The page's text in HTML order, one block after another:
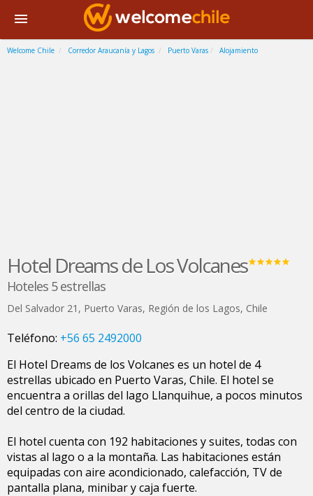
Welcome Chile Corredor Araucanía y Lagos Puerto Varas Alojamiento
Hotel Dreams de Los Volcanes
Hoteles 5 estrellas
Del Salvador 21 , Puerto Varas, Región de los Lagos, Chile
Teléfono: +56 65 2492000
El Hotel Dreams de los Volcanes es un hotel de 4
estrellas ubicado en Puerto Varas, Chile. El hotel se
encuentra a orillas del lago Llanquihue, a pocos minutos
del centro de la ciudad.
El hotel cuenta con 192 habitaciones y suites, todas con
vistas al lago o a la montaña. Las habitaciones están
equipadas con aire acondicionado, calefacción, TV de
pantalla plana, minibar y caja fuerte.